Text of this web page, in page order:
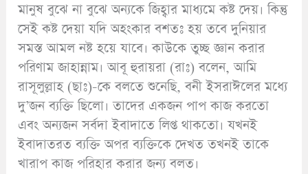
মানুষ বুঝে না বুঝে অন্যকে জিহ্বার মাধ্যমে কষ্ট দেয়। কিন্তু
সেই কষ্ট দেয়া যদি অহংকার বশতঃ হয় তবে দুনিয়ার
সমস্ত আমল নষ্ট হয়ে যাবে। কাউকে তুচ্ছ জ্ঞান করার
পরিণাম জাহান্নাম। আবূ হুরায়রা (রাঃ) বলেন, আমি
রাসূলুল্লাহ (ছাঃ)-কে বলতে শুনেছি, বনী ইসরাঈলের মধ্যে
দু’জন ব্যক্তি ছিলো। তাদের একজন পাপ কাজ করতো
এবং অন্যজন সর্বদা ইবাদাতে লিপ্ত থাকতো। যখনই
ইবাদাতরত ব্যক্তি অপর ব্যক্তিকে দেখত তখনই তাকে
খারাপ কাজ পরিহার করার জন্য বলত।